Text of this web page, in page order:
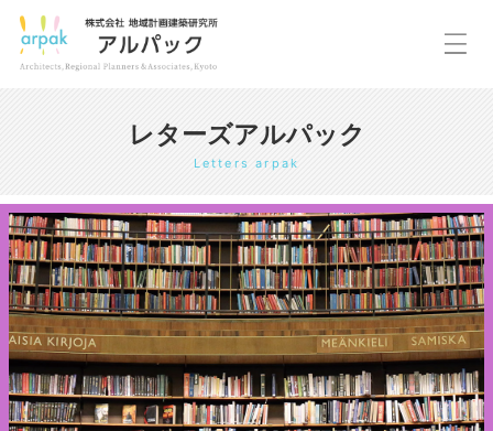
レターズアルパック
Letters arpak